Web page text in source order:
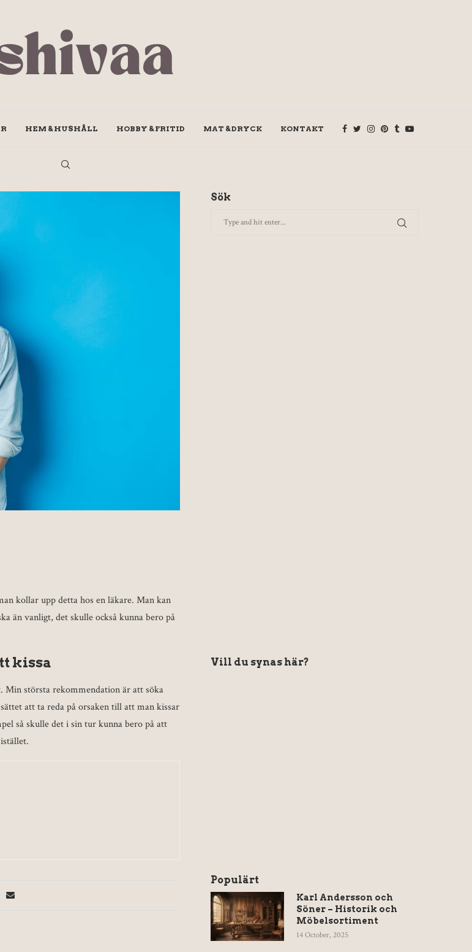
HEM & HUSHÅLL HOBBY & FRITID MAT & DRYCK KONTAKT
kollar upp detta hos en läkare. Man kan
än vanligt, det skulle också kunna bero på
kissa
Min största rekommendation är att söka
att ta reda på orsaken till att man kissar
så skulle det i sin tur kunna bero på att
Sök
Vill du synas här?
Populärt
Karl Andersson och
Söner – Historik och
Möbelsortiment
14 October, 2025